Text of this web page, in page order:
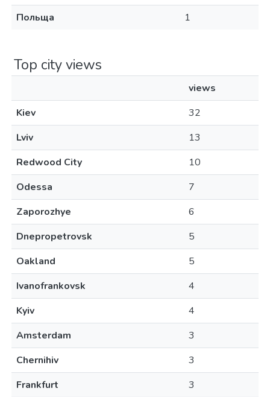
Польща
1
Top city views
views
Kiev
32
Lviv
13
Redwood City
10
Odessa
7
Zaporozhye
6
Dnepropetrovsk
5
Oakland
5
Ivanofrankovsk
4
Kyiv
4
Amsterdam
3
Chernihiv
3
Frankfurt
3